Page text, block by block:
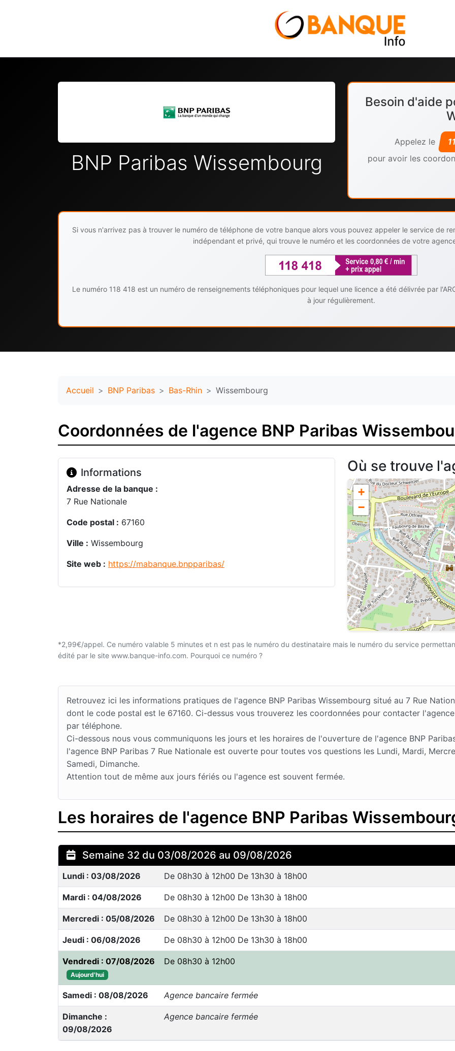
BNP Paribas Wissembourg
Besoin d'aide
Appelez le
pour avoir les
Si vous n'arrivez pas à trouver le numéro de téléphone de votre banque alors vous pouvez appeler le service de
indépendant et privé, qui trouve le numéro et les coordonnées de votre
Le numéro 118 418 est un numéro de renseignements téléphoniques pour lequel une licence a été délivrée par
à jour régulièrement.
Accueil BNP Paribas Bas-Rhin Wissembourg
Coordonnées de l'agence BNP Paribas
Informations
Adresse de la banque :
7 Rue Nationale
Code postal : 67160
Ville : Wissembourg
Site web : https://mabanque.bnpparibas/
Où se trouve
+
−
*2,99€/appel. Ce numéro valable 5 minutes et n est pas le numéro du destinataire mais le numéro du service
édité par le site www.banque-info.com. Pourquoi ce numéro ?
Retrouvez ici les informations pratiques de l'agence BNP Paribas Wissembourg situé au 7 Rue
dont le code postal est le 67160. Ci-dessus vous trouverez les coordonnées pour contacter
par téléphone.
Ci-dessous nous vous communiquons les jours et les horaires de l'ouverture de l'agence BNP
l'agence BNP Paribas 7 Rue Nationale est ouverte pour toutes vos questions les Lundi, Mardi,
Samedi, Dimanche.
Attention tout de même aux jours fériés ou l'agence est souvent fermée.
Les horaires de l'agence BNP Paribas
Semaine 32 du 03/08/2026 au 09/08/2026
Lundi : 03/08/2026 De 08h30 à 12h00 De 13h30 à 18h00
Mardi : 04/08/2026 De 08h30 à 12h00 De 13h30 à 18h00
Mercredi : 05/08/2026 De 08h30 à 12h00 De 13h30 à 18h00
Jeudi : 06/08/2026 De 08h30 à 12h00 De 13h30 à 18h00
Vendredi : 07/08/2026
Aujourd'hui
De 08h30 à 12h00
Samedi : 08/08/2026 Agence bancaire fermée
Dimanche :
09/08/2026
Agence bancaire fermée